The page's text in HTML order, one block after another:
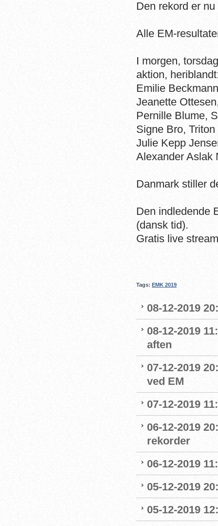
Den rekord er
Alle EM-
I morgen,
aktion,
Emilie
Jeanette
Pernille Blume,
Signe Bro,
Julie Kepp
Alexander Aslak
Danmark stiller
Den indledende
(dansk tid).
Gratis live
Tags: EMK 2019
08-12-2019
08-12-2019
aften
07-12-2019
ved EM
07-12-2019
06-12-2019
rekorder
06-12-2019
05-12-2019
05-12-2019